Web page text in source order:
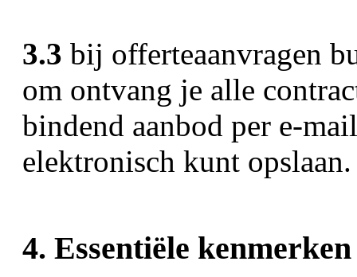
3.3 bij offerteaanvragen
om ontvang je alle
bindend aanbod per e-
elektronisch kunt opslaan.
4. Essentiële